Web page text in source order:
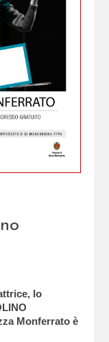
lo
Monferrato è